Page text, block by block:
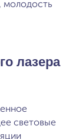
молодость
лазера
световые